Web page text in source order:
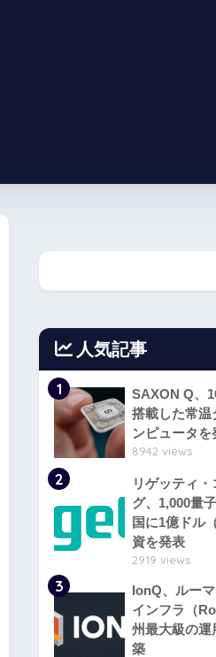
人気記事
1
SAXON Q、
搭載した常温
ンピュータを
8942 views
2
リゲッティ
グ、1,000量
国に1億ドル
資を発表
2919 views
3
IonQ、ルー
インフラ（
州最大級の運
築